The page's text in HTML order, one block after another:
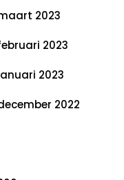
2023
2023
2023
2022